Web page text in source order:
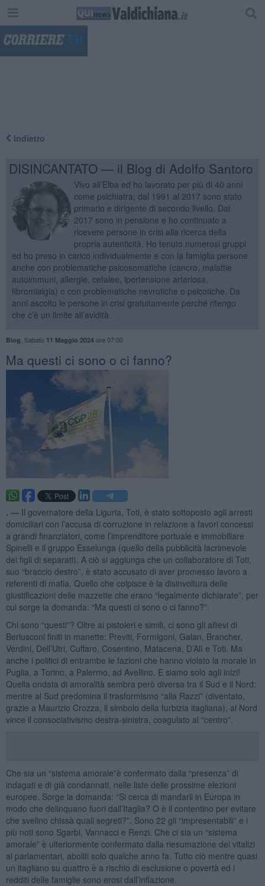
Indietro
DISINCANTATO — il Blog di Adolfo Santoro
Vivo all’Elba ed ho lavorato per più di 40 anni
come psichiatra; dal 1991 al 2017 sono stato
primario e dirigente di secondo livello. Dal
2017 sono in pensione e ho continuato a
ricevere persone in crisi alla ricerca della
propria autenticità. Ho tenuto numerosi gruppi
ed ho preso in carico individualmente e con la famiglia persone
anche con problematiche psicosomatiche (cancro, malattie
autoimmuni, allergie, cefalee, ipertensione arteriosa,
fibromialgia) o con problematiche nevrotiche o psicotiche. Da
anni ascolto le persone in crisi gratuitamente perché ritengo
che c’è un limite all’avidità.
Blog Sabato 11 Maggio 2024ore 07:00
​Ma questi ci sono o ci fanno?
. — Il governatore della Liguria, Toti, è stato sottoposto agli arresti
domiciliari con l’accusa di corruzione in relazione a favori concessi
a grandi finanziatori, come l’imprenditore portuale e immobiliare
Spinelli e il gruppo Esselunga (quello della pubblicità lacrimevole
dei figli di separati). A ciò si aggiunga che un collaboratore di Toti,
suo “braccio destro”, è stato accusato di aver promesso lavoro a
referenti di mafia. Quello che colpisce è la disinvoltura delle
giustificazioni delle mazzette che erano “legalmente dichiarate”, per
cui sorge la domanda: “Ma questi ci sono o ci fanno?”.
Chi sono “questi”? Oltre ai pistoleri e simili, ci sono gli allievi di
Berlusconi finiti in manette: Previti, Formigoni, Galan, Brancher,
Verdini, Dell’Utri, Cuffaro, Cosentino, Matacena, D’Alì e Toti. Ma
anche i politici di entrambe le fazioni che hanno violato la morale in
Puglia, a Torino, a Palermo, ad Avellino. E siamo solo agli inizi!
Quella ondata di amoralità sembra però diversa tra il Sud e il Nord:
mentre al Sud predomina il trasformismo “alla Razzi” (diventato,
grazie a Maurizio Crozza, il simbolo della furbizia itagliana), al Nord
vince il consociativismo destra-sinistra, coagulato al “centro”.
Che sia un “sistema amorale”è confermato dalla “presenza” di
indagati e di già condannati, nelle liste delle prossime elezioni
europee. Sorge la domanda: “Si cerca di mandarli in Europa in
modo che delinquano fuori dall’Itaglia? O è il contentino per evitare
che svelino chissà quali segreti?”. Sono 22 gli “impresentabili” e i
più noti sono Sgarbi, Vannacci e Renzi. Che ci sia un “sistema
amorale” è ulteriormente confermato dalla riesumazione dei vitalizi
ai parlamentari, aboliti solo qualche anno fa. Tutto ciò mentre quasi
un itagliano su quattro è a rischio di esclusione o povertà ed i
redditi delle famiglie sono erosi dall’inflazione.